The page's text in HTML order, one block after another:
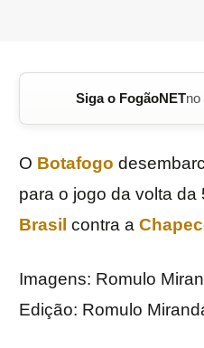
Siga o FogãoNET
O Botafogo
para o jogo da volta da
Brasil contra a
Imagens: Romulo
Edição: Romulo